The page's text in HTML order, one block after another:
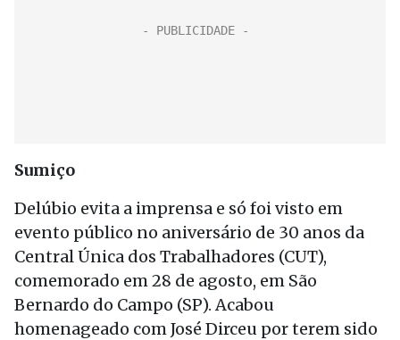
Sumiço
Delúbio evita a imprensa e só foi visto em
evento público no aniversário de 30 anos da
Central Única dos Trabalhadores (CUT),
comemorado em 28 de agosto, em São
Bernardo do Campo (SP). Acabou
homenageado com José Dirceu por terem sido